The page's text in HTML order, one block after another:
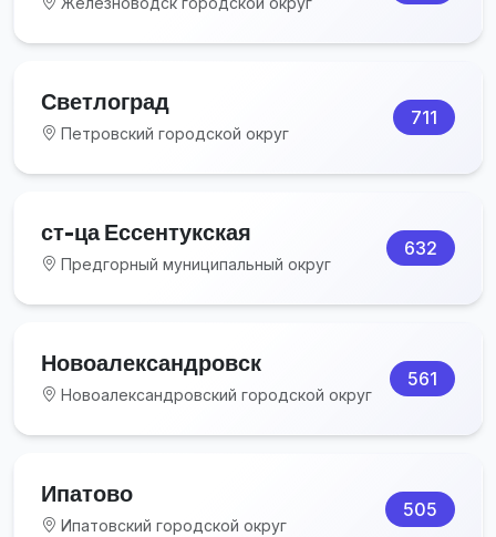
Светлоград
Петровский городской округ
711
ст-ца Ессентукская
Предгорный муниципальный округ
632
Новоалександровск
Новоалександровский городской округ
561
Ипатово
Ипатовский городской округ
505